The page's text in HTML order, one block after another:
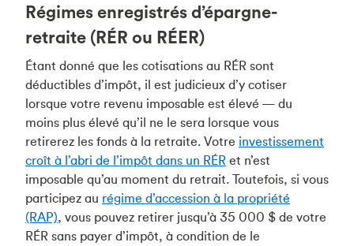
Régimes enregistrés d’épargne-
retraite (RÉR ou RÉER)
Étant donné que les cotisations au RÉR sont
déductibles d’impôt, il est judicieux d’y cotiser
lorsque votre revenu imposable est élevé — du
moins plus élevé qu’il ne le sera lorsque vous
retirerez les fonds à la retraite. Votre investissement
croît à l’abri de l’impôt dans un RÉR et n’est
imposable qu’au moment du retrait. Toutefois, si vous
participez au régime d’accession à la propriété
(RAP), vous pouvez retirer jusqu’à 35 000 $ de votre
RÉR sans payer d’impôt, à condition de le